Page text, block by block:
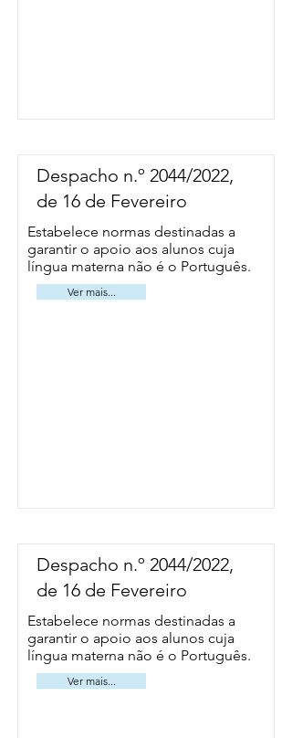
Despacho n.º 2044/2022,
de 16 de Fevereiro
Estabelece normas destinadas a
garantir o apoio aos alunos cuja
língua materna não é o Português.
Ver mais...
Despacho n.º 2044/2022,
de 16 de Fevereiro
Estabelece normas destinadas a
garantir o apoio aos alunos cuja
língua materna não é o Português.
Ver mais...